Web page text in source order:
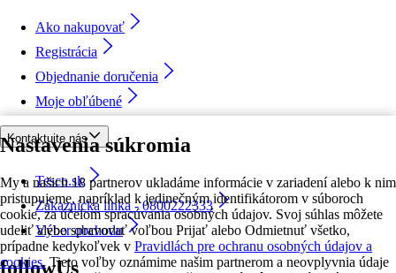
Nastavenia súkromia
My a našich 18 partnerov ukladáme informácie v zariadení alebo k nim
pristupujeme, napríklad k jedinečným identifikátorom v súboroch
cookie, za účelom spracúvania osobných údajov. Svoj súhlas môžete
udeliť alebo spravovať voľbou Prijať alebo Odmietnuť všetko,
prípadne kedykoľvek v Pravidlách pre ochranu osobných údajov a
cookies. Tieto voľby oznámime našim partnerom a neovplyvnia údaje
Ako nakupovať
Registrácia
Objednanie doručenia
Moje obľúbené
Kontaktujte nás
Tesco.sk
Zákaznícka linka - 0800222333
Výber obchodu
followUs